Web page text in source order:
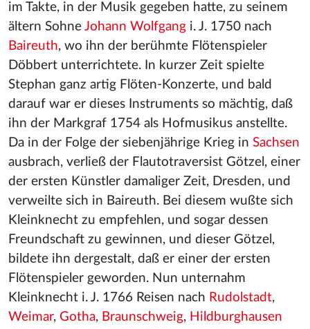
im Takte, in der Musik gegeben hatte, zu seinem
ältern Sohne Johann Wolfgang i. J. 1750 nach
Baireuth, wo ihn der berühmte Flötenspieler
Döbbert unterrichtete. In kurzer Zeit spielte
Stephan ganz artig Flöten-Konzerte, und bald
darauf war er dieses Instruments so mächtig, daß
ihn der Markgraf 1754 als Hofmusikus anstellte.
Da in der Folge der siebenjährige Krieg in Sachsen
ausbrach, verließ der Flautotraversist Götzel, einer
der ersten Künstler damaliger Zeit, Dresden, und
verweilte sich in Baireuth. Bei diesem wußte sich
Kleinknecht zu empfehlen, und sogar dessen
Freundschaft zu gewinnen, und dieser Götzel,
bildete ihn dergestalt, daß er einer der ersten
Flötenspieler geworden. Nun unternahm
Kleinknecht i. J. 1766 Reisen nach Rudolstadt,
Weimar, Gotha, Braunschweig, Hildburghausen